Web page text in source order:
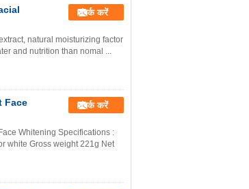
संपर्क करें
natural moisturizing factor
and nutrition than nomal ...
Face
संपर्क करें
Whitening Specifications :
white Gross weight 221g Net